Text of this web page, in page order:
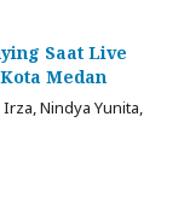
Saat Live
Medan
Nindya Yunita,